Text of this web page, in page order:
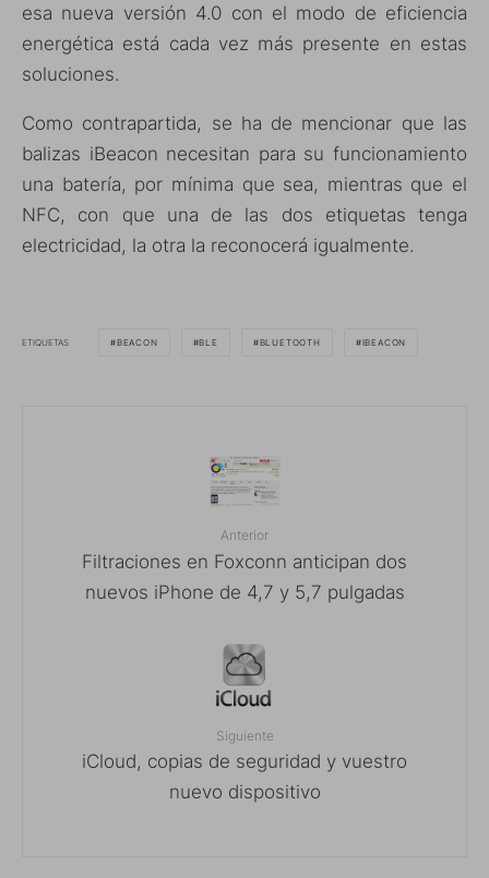
esa nueva versión 4.0 con el modo de eficiencia
energética está cada vez más presente en estas
soluciones.
Como contrapartida, se ha de mencionar que las
balizas iBeacon necesitan para su funcionamiento
una batería, por mínima que sea, mientras que el
NFC, con que una de las dos etiquetas tenga
electricidad, la otra la reconocerá igualmente.
ETIQUETAS BEACON BLE BLUETOOTH IBEACON
Anterior
Filtraciones en Foxconn anticipan dos
nuevos iPhone de 4,7 y 5,7 pulgadas
Siguiente
iCloud, copias de seguridad y vuestro
nuevo dispositivo